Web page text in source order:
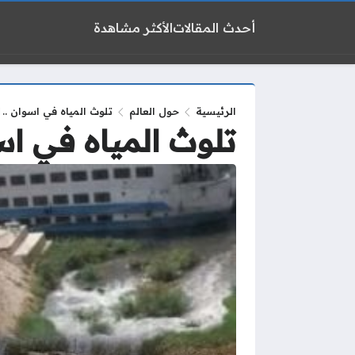
أحدث المقالاتالأكثر مشاهدة
الرئيسية حول العالم تلوث المياه في اسوان
تلوث المياه في